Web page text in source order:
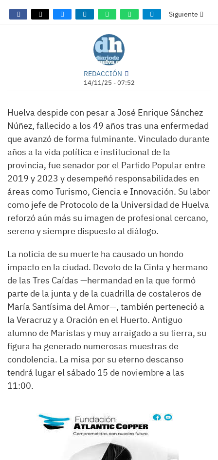
Siguiente
REDACCIÓN
14/11/25 - 07:52
Huelva despide con pesar a José Enrique Sánchez
Núñez, fallecido a los 49 años tras una enfermedad
que avanzó de forma fulminante. Vinculado durante
años a la vida política e institucional de la
provincia, fue senador por el Partido Popular entre
2019 y 2023 y desempeñó responsabilidades en
áreas como Turismo, Ciencia e Innovación. Su labor
como jefe de Protocolo de la Universidad de Huelva
reforzó aún más su imagen de profesional cercano,
sereno y siempre dispuesto al diálogo.
La noticia de su muerte ha causado un hondo
impacto en la ciudad. Devoto de la Cinta y hermano
de las Tres Caídas —hermandad en la que formó
parte de la junta y de la cuadrilla de costaleros de
María Santísima del Amor—, también perteneció a
la Veracruz y a Oración en el Huerto. Antiguo
alumno de Maristas y muy arraigado a su tierra, su
figura ha generado numerosas muestras de
condolencia. La misa por su eterno descanso
tendrá lugar el sábado 15 de noviembre a las
11:00.